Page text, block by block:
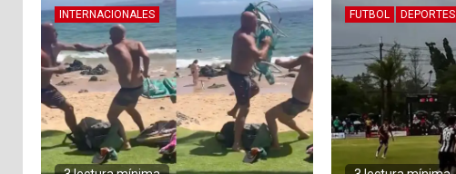
INTERNACIONALES FUTBOL DEPORTES